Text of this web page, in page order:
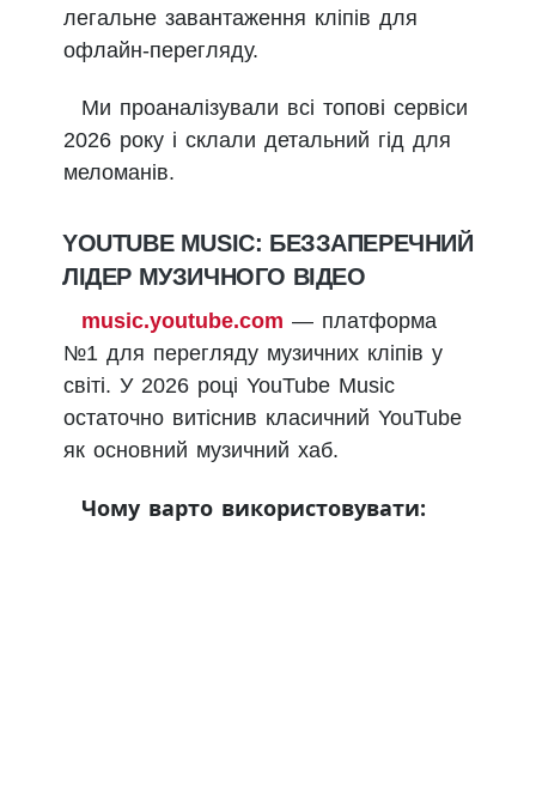
легальне завантаження кліпів для
офлайн-перегляду.
Ми проаналізували всі топові сервіси
2026 року і склали детальний гід для
меломанів.
YOUTUBE MUSIC: БЕЗЗАПЕРЕЧНИЙ
ЛІДЕР МУЗИЧНОГО ВІДЕО
music.youtube.com — платформа
№1 для перегляду музичних кліпів у
світі. У 2026 році YouTube Music
остаточно витіснив класичний YouTube
як основний музичний хаб.
Чому варто використовувати: